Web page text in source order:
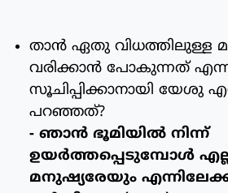
താന്‍ ഏതു വിധത്തിലുള്ള
വരിക്കാന്‍ പോകുന്നത്
സൂചിപ്പിക്കാനായി യേശു
പറഞ്ഞത്?
- ഞാന്‍ ഭൂമിയില്‍ നിന്ന്
ഉയര്‍ത്തപ്പെടുമ്പോള്‍
മനുഷ്യരേയും